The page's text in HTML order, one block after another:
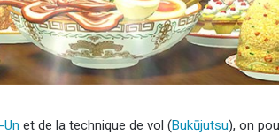
et de la technique de vol (Bukūjutsu), on